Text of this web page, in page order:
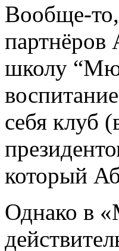
Вообще-
партнёров
школу
себя клуб
который
Однако в